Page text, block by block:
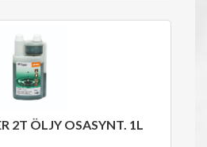
2T ÖLJY OSASYNT. 1L